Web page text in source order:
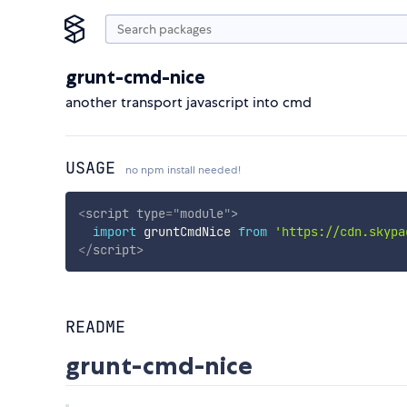
grunt-cmd-nice
another transport javascript into cmd
USAGE no npm install needed!
<script type="module">
import gruntCmdNice from 'https://
</script>
README
grunt-cmd-nice